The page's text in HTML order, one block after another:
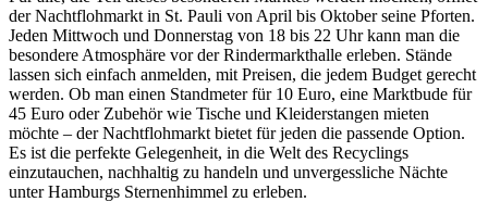
der Nachtflohmarkt in St. Pauli von April bis Oktober seine Pforten.
Jeden Mittwoch und Donnerstag von 18 bis 22 Uhr kann man die
besondere Atmosphäre vor der Rindermarkthalle erleben. Stände
lassen sich einfach anmelden, mit Preisen, die jedem Budget gerecht
werden. Ob man einen Standmeter für 10 Euro, eine Marktbude für
45 Euro oder Zubehör wie Tische und Kleiderstangen mieten
möchte – der Nachtflohmarkt bietet für jeden die passende Option.
Es ist die perfekte Gelegenheit, in die Welt des Recyclings
einzutauchen, nachhaltig zu handeln und unvergessliche Nächte
unter Hamburgs Sternenhimmel zu erleben.